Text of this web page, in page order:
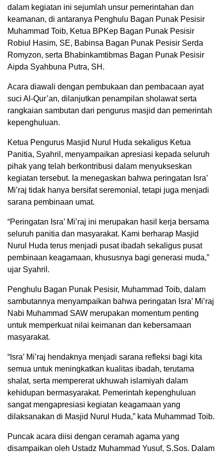
dalam kegiatan ini sejumlah unsur pemerintahan dan
keamanan, di antaranya Penghulu Bagan Punak Pesisir
Muhammad Toib, Ketua BPKep Bagan Punak Pesisir
Robiul Hasim, SE, Babinsa Bagan Punak Pesisir Serda
Romyzon, serta Bhabinkamtibmas Bagan Punak Pesisir
Aipda Syahbuna Putra, SH.
Acara diawali dengan pembukaan dan pembacaan ayat
suci Al-Qur’an, dilanjutkan penampilan sholawat serta
rangkaian sambutan dari pengurus masjid dan pemerintah
kepenghuluan.
Ketua Pengurus Masjid Nurul Huda sekaligus Ketua
Panitia, Syahril, menyampaikan apresiasi kepada seluruh
pihak yang telah berkontribusi dalam menyukseskan
kegiatan tersebut. Ia menegaskan bahwa peringatan Isra’
Mi’raj tidak hanya bersifat seremonial, tetapi juga menjadi
sarana pembinaan umat.
“Peringatan Isra’ Mi’raj ini merupakan hasil kerja bersama
seluruh panitia dan masyarakat. Kami berharap Masjid
Nurul Huda terus menjadi pusat ibadah sekaligus pusat
pembinaan keagamaan, khususnya bagi generasi muda,”
ujar Syahril.
Penghulu Bagan Punak Pesisir, Muhammad Toib, dalam
sambutannya menyampaikan bahwa peringatan Isra’ Mi’raj
Nabi Muhammad SAW merupakan momentum penting
untuk memperkuat nilai keimanan dan kebersamaan
masyarakat.
“Isra’ Mi’raj hendaknya menjadi sarana refleksi bagi kita
semua untuk meningkatkan kualitas ibadah, terutama
shalat, serta mempererat ukhuwah islamiyah dalam
kehidupan bermasyarakat. Pemerintah kepenghuluan
sangat mengapresiasi kegiatan keagamaan yang
dilaksanakan di Masjid Nurul Huda,” kata Muhammad Toib.
Puncak acara diisi dengan ceramah agama yang
disampaikan oleh Ustadz Muhammad Yusuf, S.Sos. Dalam